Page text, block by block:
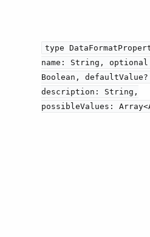
type
name: String,
Boolean,
description: String,
possibleValues: